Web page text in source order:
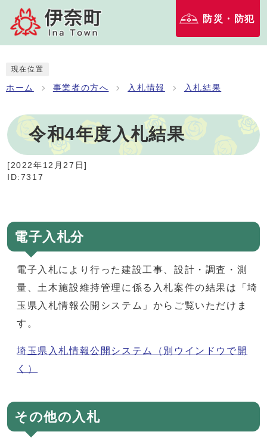
防災・防犯
現在位置
ホーム 事業者の方へ 入札情報 入札結果
令和4年度入札結果
[2022年12月27日]
ID:7317
電子入札分
電子入札により行った建設工事、設計・調査・測
量、土木施設維持管理に係る入札案件の結果は「埼
玉県入札情報公開システム」からご覧いただけま
す。
埼玉県入札情報公開システム
（別ウインドウで開
く）
その他の入札